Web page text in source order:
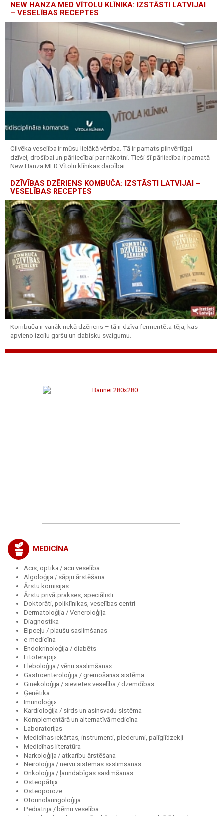
NEW HANZA MED VĪTOLU KLĪNIKA: IZSTĀSTI LATVIJAI
– VESELĪBAS RECEPTES
Cilvēka veselība ir mūsu lielākā vērtība. Tā ir pamats pilnvērtīgai
dzīvei, drošībai un pārliecībai par nākotni. Tieši šī pārliecība ir pamatā
New Hanza MED Vītolu klīnikas darbībai.
DZĪVĪBAS DZĒRIENS KOMBUČA: IZSTĀSTI LATVIJAI –
VESELĪBAS RECEPTES
Kombuča ir vairāk nekā dzēriens – tā ir dzīva fermentēta tēja, kas
apvieno izcilu garšu un dabisku svaigumu.
MEDICĪNA
Acis, optika / acu veselība
Algoloģija / sāpju ārstēšana
Ārstu komisijas
Ārstu privātprakses, speciālisti
Doktorāti, poliklīnikas, veselības centri
Dermatoloģija / Veneroloģija
Diagnostika
Elpceļu / plaušu saslimšanas
e-medicīna
Endokrinoloģija / diabēts
Fitoterapija
Fleboloģija / vēnu saslimšanas
Gastroenteroloģija / gremošanas sistēma
Ginekoloģija / sievietes veselība / dzemdības
Ģenētika
Imunoloģija
Kardioloģija / sirds un asinsvadu sistēma
Komplementārā un alternatīvā medicīna
Laboratorijas
Medicīnas iekārtas, instrumenti, piederumi, palīglīdzekļi
Medicīnas literatūra
Narkoloģija / atkarību ārstēšana
Neiroloģija / nervu sistēmas saslimšanas
Onkoloģija / ļaundabīgas saslimšanas
Osteopātija
Osteoporoze
Otorinolaringoloģija
Pediatrija / bērnu veselība